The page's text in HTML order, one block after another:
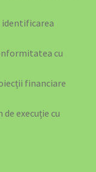
cu
financiare
execuție cu